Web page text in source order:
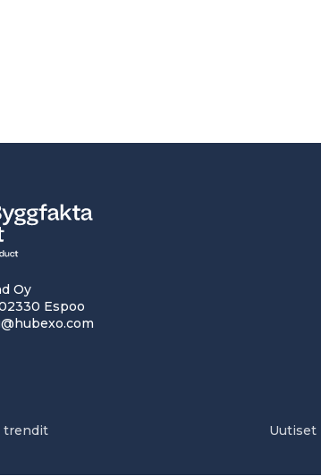
Oy
Espoo
trendit Uutiset